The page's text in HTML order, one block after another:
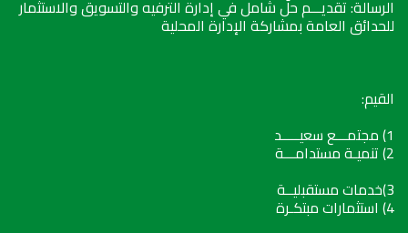
الرسالة: تقديـــم حلّ شامل في إدارة الترفيه والتسويق والاستثمار
للحدائق العامة بمشاركة الإدارة المحلية
القيم:
1) مجتمـــع سعيـــــد
2) تنميـة مستدامـــة
3)خدمات مستقبليــة
4) استثمارات مبتكـرة